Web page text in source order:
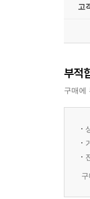
과거
“위기
재레
※ 국
1. 국
2. 무
고
부적
구매에